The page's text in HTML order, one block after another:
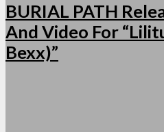
BURIAL PATH
And Video For
Bexx)”